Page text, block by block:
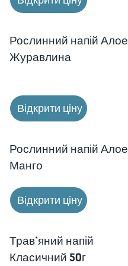
Рослинний напій Алое
Журавлина
Відкрити ціну
Рослинний напій Алое
Манго
Відкрити ціну
Трав’яний напій
Класичний 50г